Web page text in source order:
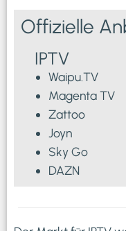
Offizielle
IPTV
Waipu.TV
Magenta TV
Zattoo
Joyn
Sky Go
DAZN